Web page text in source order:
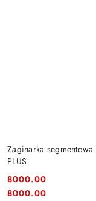
Zaginarka
PLUS
Cena:
8000.00
Cena:
8000.00